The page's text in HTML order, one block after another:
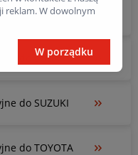
do SKODA
do SUBARU
do SUZUKI
do TOYOTA
reklam. W dowolnym
W porządku